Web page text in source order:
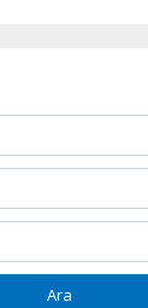
Ara